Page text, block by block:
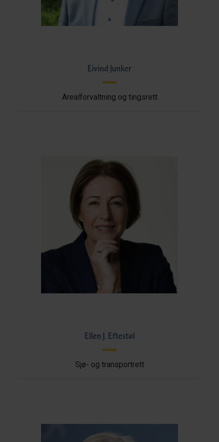
Eivind Junker
Arealforvaltning og tingsrett
Ellen J. Eftestøl
Sjø- og transportrett